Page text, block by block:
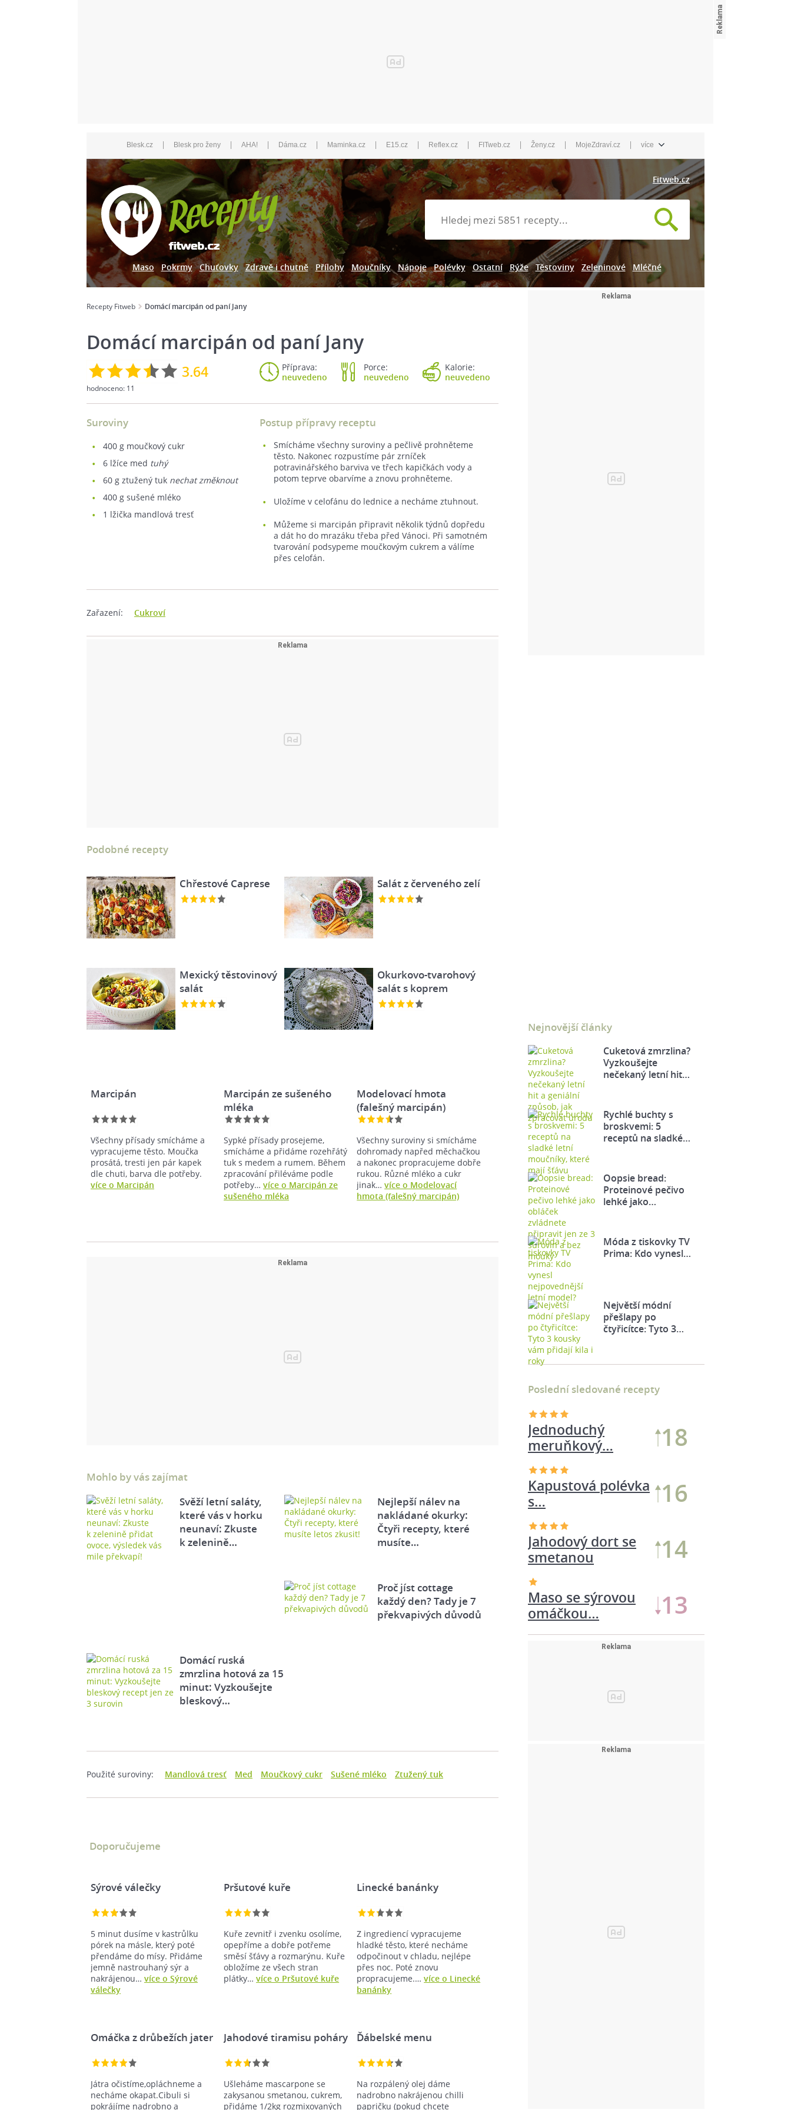
Blesk.cz | Blesk pro ženy | AHA! | Dáma.cz | Maminka.cz | E15.cz | Reflex.cz | FITweb.cz | Ženy.cz | MojeZdraví.cz | více
Fitweb.cz
Maso Pokrmy Chuťovky Zdravě i chutně Přílohy Moučníky Nápoje Polévky Ostatní Rýže Těstoviny Zeleninové Mléčné
Recepty Fitweb Domácí marcipán od paní Jany
Domácí marcipán od paní Jany
3.64
hodnoceno: 11
Příprava:
neuvedeno
Porce:
neuvedeno
Kalorie:
neuvedeno
Suroviny
400 g moučkový cukr
6 lžíce med tuhý
60 g ztužený tuk nechat změknout
400 g sušené mléko
1 lžička mandlová tresť
Postup přípravy receptu
Smícháme všechny suroviny a pečlivě prohněteme
těsto. Nakonec rozpustíme pár zrníček
potravinářského barviva ve třech kapičkách vody a
potom teprve obarvíme a znovu prohněteme.
Uložíme v celofánu do lednice a necháme ztuhnout.
Můžeme si marcipán připravit několik týdnů dopředu
a dát ho do mrazáku třeba před Vánoci. Při samotném
tvarování podsypeme moučkovým cukrem a válíme
přes celofán.
Zařazení: Cukroví
Podobné recepty
Chřestové Caprese Salát z červeného zelí
Mexický těstovinový
salát
Okurkovo-tvarohový
salát s koprem
Marcipán
Všechny přísady smícháme a
vypracujeme těsto. Moučka
prosátá, tresti jen pár kapek
dle chuti, barva dle potřeby.
více o Marcipán
Marcipán ze sušeného
mléka
Sypké přísady prosejeme,
smícháme a přidáme rozehřátý
tuk s medem a rumem. Během
zpracování přiléváme podle
potřeby…více o Marcipán ze
sušeného mléka
Modelovací hmota
(falešný marcipán)
Všechny suroviny si smícháme
dohromady napřed měchačkou
a nakonec propracujeme dobře
rukou. Různé mléko a cukr
jinak…více o Modelovací
hmota (falešný marcipán)
Mohlo by vás zajímat
Svěží letní saláty,
které vás v horku
neunaví: Zkuste
k zelenině…
Nejlepší nálev na
nakládané okurky:
Čtyři recepty, které
musíte…
Proč jíst cottage
každý den? Tady je 7
překvapivých důvodů
Domácí ruská
zmrzlina hotová za 15
minut: Vyzkoušejte
bleskový…
Použité suroviny: Mandlová tresť Med Moučkový cukr Sušené mléko Ztužený tuk
Doporučujeme
Sýrové válečky
5 minut dusíme v kastrůlku
pórek na másle, který poté
přendáme do mísy. Přidáme
jemně nastrouhaný sýr a
nakrájenou… více o Sýrové
válečky
Pršutové kuře
Kuře zevnitř i zvenku osolíme,
opepříme a dobře potřeme
směsí šťávy a rozmarýnu. Kuře
obložíme ze všech stran
plátky…více o Pršutové kuře
Linecké banánky
Z ingrediencí vypracujeme
hladké těsto, které necháme
odpočinout v chladu, nejlépe
přes noc. Poté znovu
propracujeme.…více o Linecké
banánky
Omáčka z drůbežích jater
Játra očistíme,opláchneme a
necháme okapat.Cibuli si
pokrájíme nadrobno a
Jahodové tiramisu poháry
Ušleháme mascarpone se
zakysanou smetanou, cukrem,
přidáme 1/2kg rozmixovaných
Ďábelské menu
Na rozpálený olej dáme
nadrobno nakrájenou chilli
papričku (pokud chcete
Nejnovější články
Cuketová zmrzlina?
Vyzkoušejte
nečekaný letní hit…
Rychlé buchty s
broskvemi: 5
receptů na sladké…
Oopsie bread:
Proteinové pečivo
lehké jako…
Móda z tiskovky TV
Prima: Kdo vynesl…
Největší módní
přešlapy po
čtyřicítce: Tyto 3…
Poslední sledované recepty
Jednoduchý
meruňkový…
18
Kapustová polévka
s…
16
Jahodový dort se
smetanou
14
Maso se sýrovou
omáčkou…
13